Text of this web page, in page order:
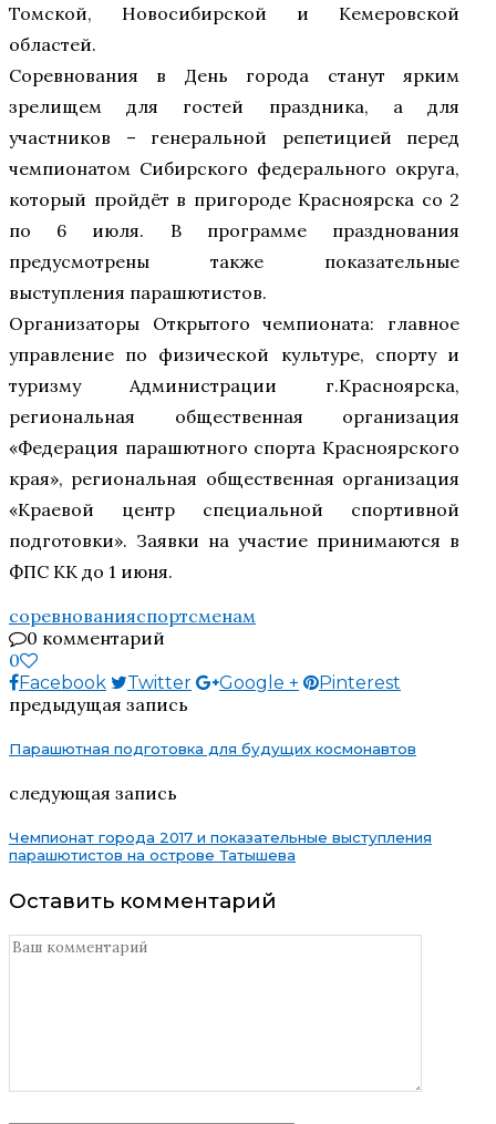
Томской, Новосибирской и Кемеровской
областей.
Соревнования в День города станут ярким
зрелищем для гостей праздника, а для
участников – генеральной репетицией перед
чемпионатом Сибирского федерального округа,
который пройдёт в пригороде Красноярска со 2
по 6 июля. В программе празднования
предусмотрены также показательные
выступления парашютистов.
Организаторы Открытого чемпионата: главное
управление по физической культуре, спорту и
туризму Администрации г.Красноярска,
региональная общественная организация
«Федерация парашютного спорта Красноярского
края», региональная общественная организация
«Краевой центр специальной спортивной
подготовки». Заявки на участие принимаются в
ФПС КК до 1 июня.
соревнованияспортсменам
0 комментарий
0
Facebook Twitter Google + Pinterest
предыдущая запись
Парашютная подготовка для будущих космонавтов
следующая запись
Чемпионат города 2017 и показательные выступления
парашютистов на острове Татышева
Оставить комментарий